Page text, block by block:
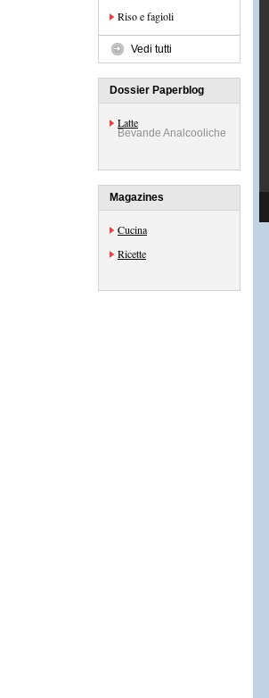
Riso e fagioli
Vedi tutti
Dossier Paperblog
Latte
Bevande Analcooliche
Magazines
Cucina
Ricette